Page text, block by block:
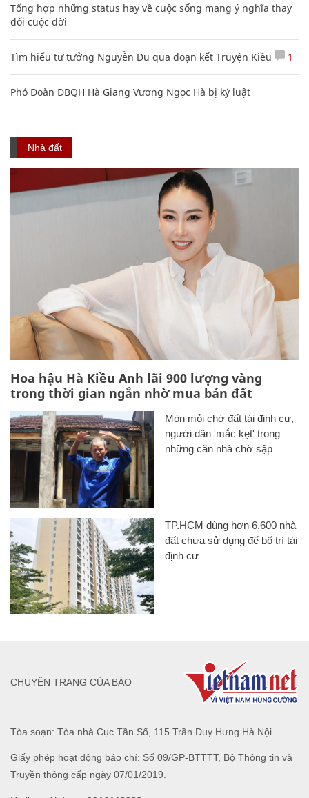
Tổng hợp những status hay về cuộc sống mang ý nghĩa thay
đổi cuộc đời
Tìm hiểu tư tưởng Nguyễn Du qua đoạn kết Truyện Kiều 1
Phó Đoàn ĐBQH Hà Giang Vương Ngọc Hà bị kỷ luật
Nhà đất
Hoa hậu Hà Kiều Anh lãi 900 lượng vàng
trong thời gian ngắn nhờ mua bán đất
Mòn mỏi chờ đất tái định cư,
người dân 'mắc kẹt' trong
những căn nhà chờ sập
TP.HCM dùng hơn 6.600 nhà
đất chưa sử dụng để bố trí tái
định cư
Tòa soạn: Tòa nhà Cục Tần Số, 115 Trần Duy Hưng Hà Nội
Giấy phép hoạt động báo chí: Số 09/GP-BTTTT, Bộ Thông tin và
Truyền thông cấp ngày 07/01/2019.
CHUYÊN TRANG CỦA BÁO